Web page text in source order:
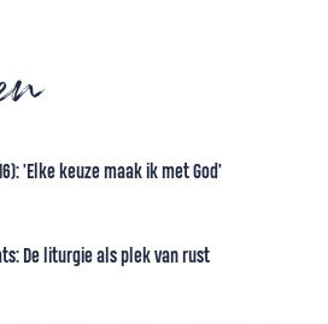
'Elke keuze maak ik met God'
De liturgie als plek van rust